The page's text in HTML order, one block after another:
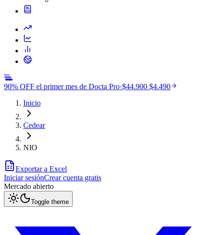
90% OFF el primer mes de Docta Pro·$44.900 $4.490
Inicio
Cedear
NIO
Exportar a Excel
Iniciar sesiónCrear cuenta gratis
Mercado abierto
Toggle theme